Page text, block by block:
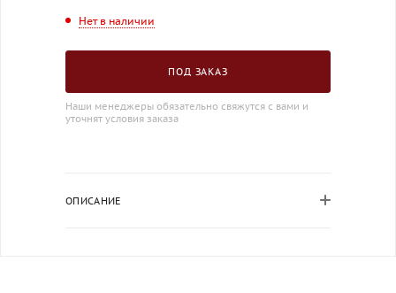
Нет в наличии
ПОД ЗАКАЗ
Наши менеджеры обязательно свяжутся с вами и
уточнят условия заказа
ОПИСАНИЕ